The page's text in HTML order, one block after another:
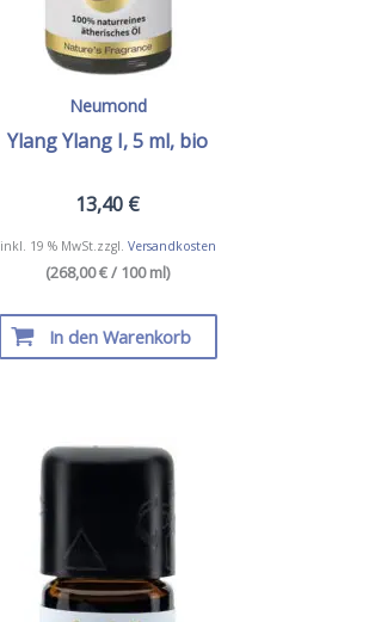
Neumond
Ylang Ylang I, 5 ml, bio
13,40 €
inkl. 19 % MwSt.zzgl. Versandkosten
(268,00 € / 100 ml)
In den Warenkorb